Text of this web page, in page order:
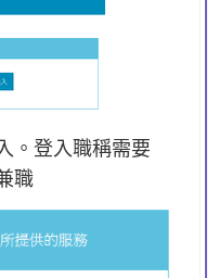
。登入職稱需要
職